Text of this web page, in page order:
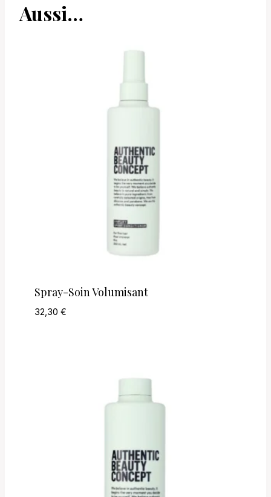
Aussi…
Spray-Soin Volumisant
32,30 €